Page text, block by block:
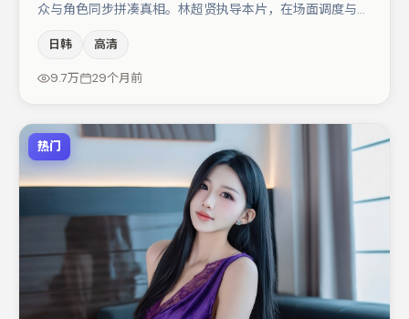
众与角色同步拼凑真相。林超贤执导本片，在场面调度与表
宇的对手戏构成全片情感锚点，黄渤则以细节塑造推动谜题
层层揭开。若你偏爱强类型与清晰主线，这部作品值得关
日韩 高清
9.7万 29个月前
热门